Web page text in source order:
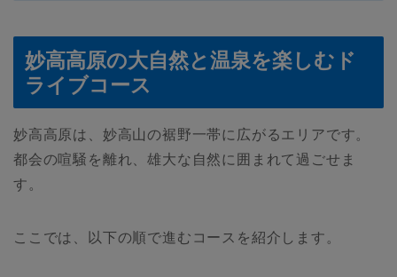
妙高高原の大自然と温泉を楽しむド
ライブコース
妙高高原は、妙高山の裾野一帯に広がるエリアです。
都会の喧騒を離れ、雄大な自然に囲まれて過ごせま
す。
ここでは、以下の順で進むコースを紹介します。